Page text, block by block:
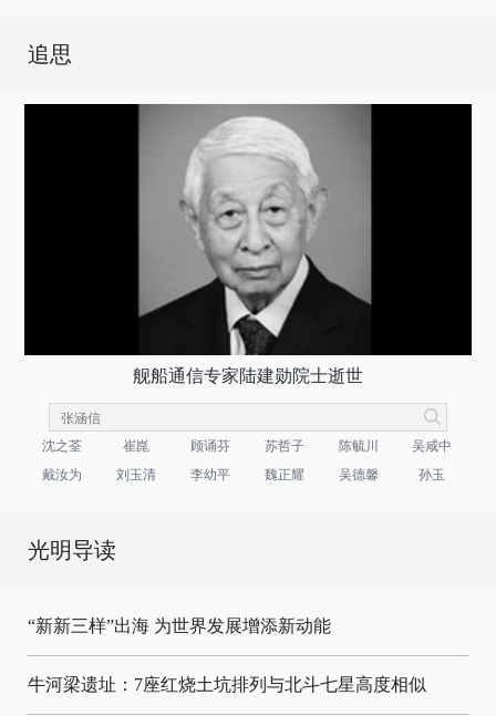
追思
舰船通信专家陆建勋院士逝世
沈之荃 崔崑 顾诵芬 苏哲子 陈毓川
吴咸中
戴汝为
刘玉清 李幼平 魏正耀 吴德馨 孙玉
光明导读
“新新三样”出海 为世界发展增添新动能
牛河梁遗址：7座红烧土坑排列与北斗七星高度相似